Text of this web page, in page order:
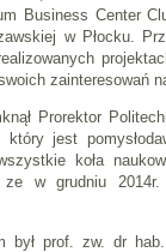
Business Center
w Płocku.
zainteresowań
Prorektor
jest
koła
w grudniu
był prof. zw. dr